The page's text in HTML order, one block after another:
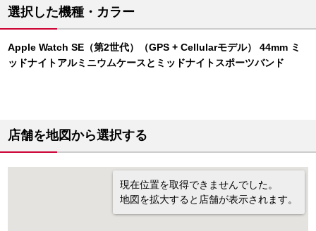
選択した機種・カラー
Apple Watch SE（第2世代）（GPS + Cellularモデル） 44mm ミ
ッドナイトアルミニウムケースとミッドナイトスポーツバンド
店舗を地図から選択する
現在位置を取得できませんでした。
地図を拡大すると店舗が表示されます。